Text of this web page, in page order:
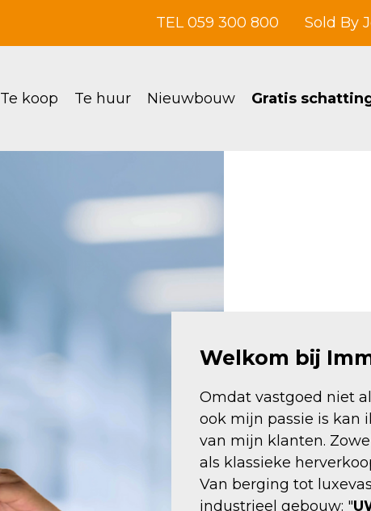
TEL 059 300 800 Sold By
Te koop Te huur Nieuwbouw Gratis
Welkom bij
Omdat vastgoed niet
ook mijn passie is kan
van mijn klanten.
als klassieke
Van berging tot
industrieel gebouw: "